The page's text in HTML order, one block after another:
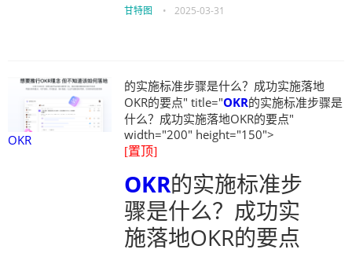
甘特图 • 2025-03-31
OKR
的实施标准步骤是什么？成功实施落地
OKR的要点" title="OKR的实施标准步骤是
什么？成功实施落地OKR的要点"
width="200" height="150">
[置顶]
OKR的实施标准步
骤是什么？成功实
施落地OKR的要点